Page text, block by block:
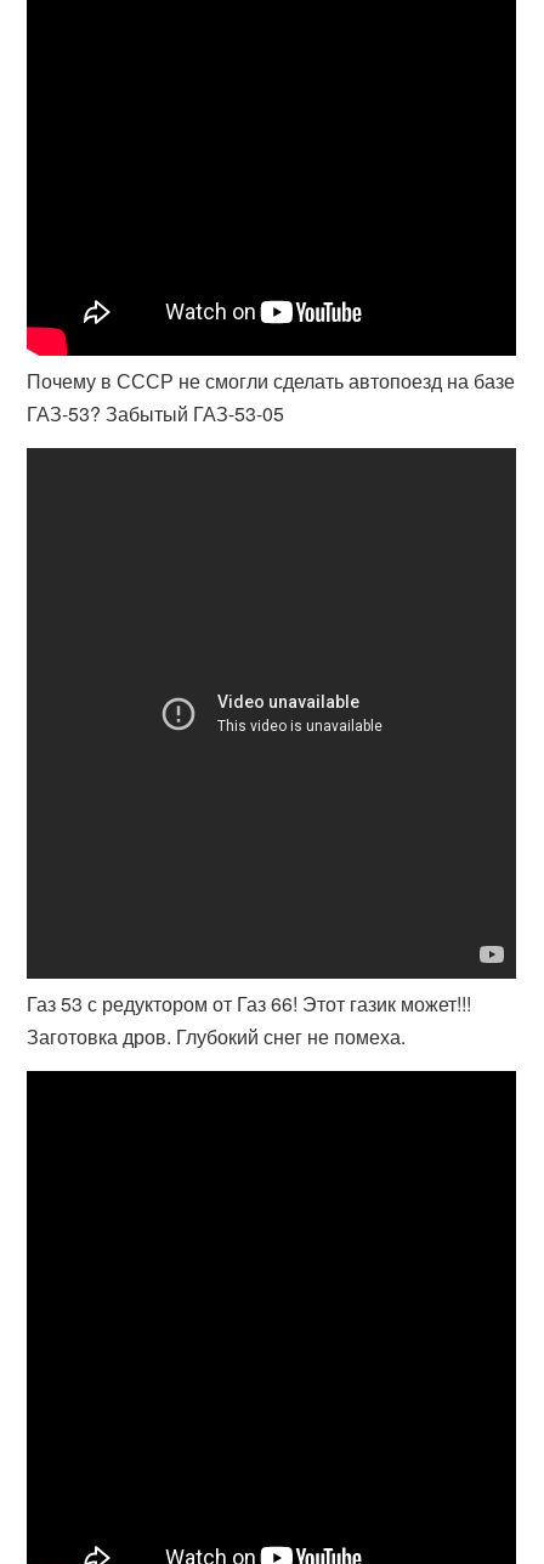
Почему в СССР не смогли сделать автопоезд на базе
ГАЗ-53? Забытый ГАЗ-53-05
Газ 53 с редуктором от Газ 66! Этот газик может!!!
Заготовка дров. Глубокий снег не помеха.